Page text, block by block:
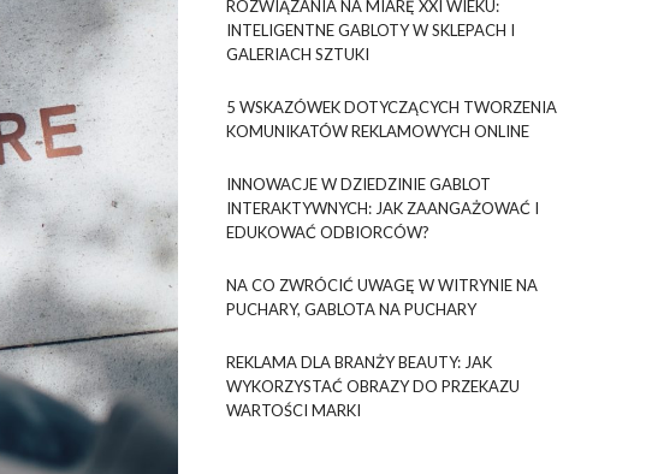
ROZWIĄZANIA NA MIARĘ XXI WIEKU:
INTELIGENTNE GABLOTY W SKLEPACH I
GALERIACH SZTUKI
5 WSKAZÓWEK DOTYCZĄCYCH TWORZENIA
KOMUNIKATÓW REKLAMOWYCH ONLINE
INNOWACJE W DZIEDZINIE GABLOT
INTERAKTYWNYCH: JAK ZAANGAŻOWAĆ I
EDUKOWAĆ ODBIORCÓW?
NA CO ZWRÓCIĆ UWAGĘ W WITRYNIE NA
PUCHARY, GABLOTA NA PUCHARY
REKLAMA DLA BRANŻY BEAUTY: JAK
WYKORZYSTAĆ OBRAZY DO PRZEKAZU
WARTOŚCI MARKI